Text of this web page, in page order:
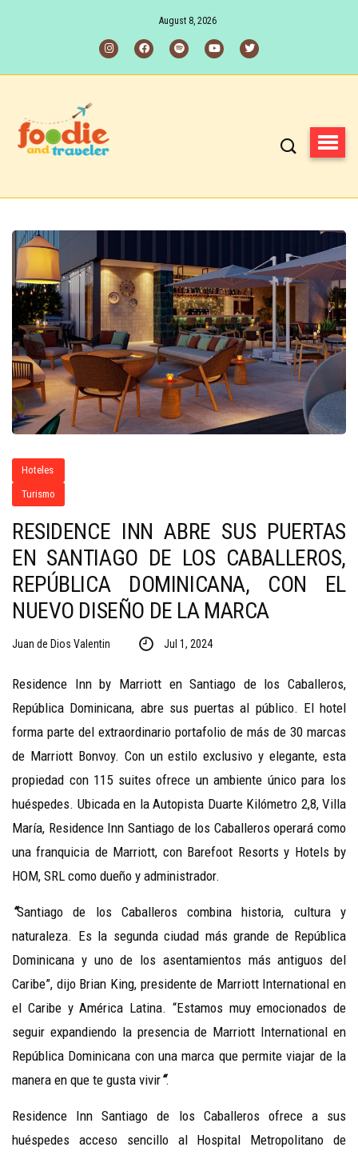
August 8, 2026
Hoteles
Turismo
RESIDENCE INN ABRE SUS PUERTAS
EN SANTIAGO DE LOS CABALLEROS,
REPÚBLICA DOMINICANA, CON EL
NUEVO DISEÑO DE LA MARCA
Juan de Dios Valentin Jul 1, 2024
Residence Inn by Marriott en Santiago de los Caballeros,
República Dominicana, abre sus puertas al público. El hotel
forma parte del extraordinario portafolio de más de 30 marcas
de Marriott Bonvoy. Con un estilo exclusivo y elegante, esta
propiedad con 115 suites ofrece un ambiente único para los
huéspedes. Ubicada en la Autopista Duarte Kilómetro 2,8, Villa
María, Residence Inn Santiago de los Caballeros operará como
una franquicia de Marriott, con Barefoot Resorts y Hotels by
HOM, SRL como dueño y administrador.
“Santiago de los Caballeros combina historia, cultura y
naturaleza. Es la segunda ciudad más grande de República
Dominicana y uno de los asentamientos más antiguos del
Caribe”, dijo Brian King, presidente de Marriott International en
el Caribe y América Latina. “Estamos muy emocionados de
seguir expandiendo la presencia de Marriott International en
República Dominicana con una marca que permite viajar de la
manera en que te gusta vivir“.
Residence Inn Santiago de los Caballeros ofrece a sus
huéspedes acceso sencillo al Hospital Metropolitano de